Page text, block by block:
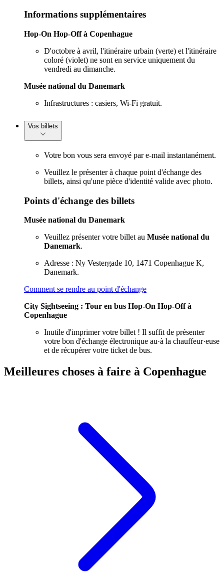
Informations supplémentaires
Hop-On Hop-Off à Copenhague
D'octobre à avril, l'itinéraire urbain (verte) et l'itinéraire
coloré (violet) ne sont en service uniquement du
vendredi au dimanche.
Musée national du Danemark
Infrastructures : casiers, Wi-Fi gratuit.
Vos billets
Votre bon vous sera envoyé par e-mail instantanément.
Veuillez le présenter à chaque point d'échange des
billets, ainsi qu'une pièce d'identité valide avec photo.
Points d'échange des billets
Musée national du Danemark
Veuillez présenter votre billet au Musée national du
Danemark.
Adresse : Ny Vestergade 10, 1471 Copenhague K,
Danemark.
Comment se rendre au point d'échange
City Sightseeing : Tour en bus Hop-On Hop-Off à
Copenhague
Inutile d'imprimer votre billet ! Il suffit de présenter
votre bon d'échange électronique au·à la chauffeur·euse
et de récupérer votre ticket de bus.
Meilleures choses à faire à Copenhague